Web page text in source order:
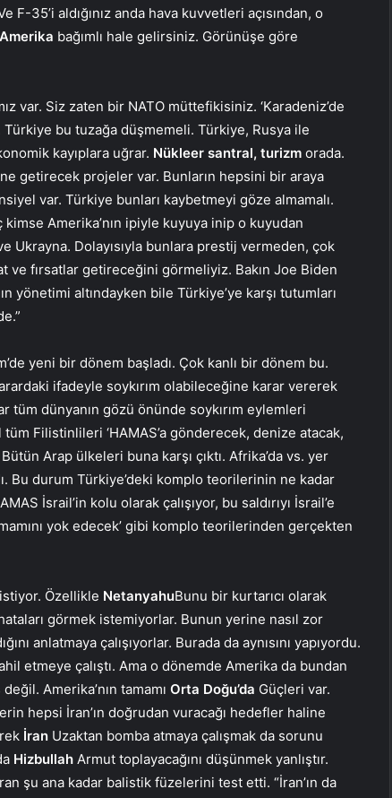
F-35’i aldığınız anda hava kuvvetleri açısından, o
Amerika bağımlı hale gelirsiniz. Görünüşe göre
var. Siz zaten bir NATO müttefikisiniz. ‘Karadeniz’de
bu tuzağa düşmemeli. Türkiye, Rusya ile
kayıplara uğrar. Nükleer santral, turizm orada.
getirecek projeler var. Bunların hepsini bir araya
var. Türkiye bunları kaybetmeyi göze almamalı.
Amerika’nın ipiyle kuyuya inip o kuyudan
Ukrayna. Dolayısıyla bunlara prestij vermeden, çok
ve fırsatlar getireceğini görmeliyiz. Bakın Joe Biden
yönetimi altındayken bile Türkiye’ye karşı tutumları
yeni bir dönem başladı. Çok kanlı bir dönem bu.
ifadeyle soykırım olabileceğine karar vererek
tüm dünyanın gözü önünde soykırım eylemleri
Filistinlileri ‘HAMAS’a gönderecek, denize atacak,
Arap ülkeleri buna karşı çıktı. Afrika’da vs. yer
Bu durum Türkiye’deki komplo teorilerinin ne kadar
İsrail’in kolu olarak çalışıyor, bu saldırıyı İsrail’e
yok edecek’ gibi komplo teorilerinden gerçekten
Özellikle NetanyahuBunu bir kurtarıcı olarak
görmek istemiyorlar. Bunun yerine nasıl zor
anlatmaya çalışıyorlar. Burada da aynısını yapıyordu.
etmeye çalıştı. Ama o dönemde Amerika da bundan
Amerika’nın tamamı Orta Doğu’da Güçleri var.
hepsi İran’ın doğrudan vuracağı hedefler haline
İran Uzaktan bomba atmaya çalışmak da sorunu
Hizbullah Armut toplayacağını düşünmek yanlıştır.
şu ana kadar balistik füzelerini test etti. “İran’ın da